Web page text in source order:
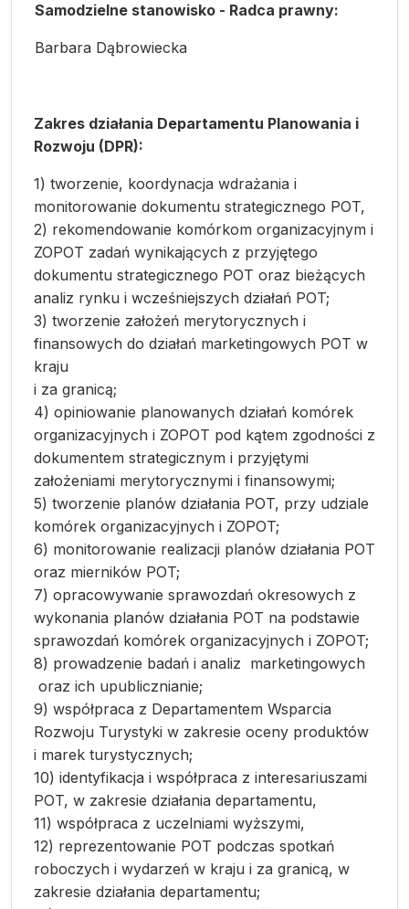
Samodzielne stanowisko - Radca prawny:
Barbara Dąbrowiecka
Zakres działania Departamentu Planowania i
Rozwoju (DPR):
1) tworzenie, koordynacja wdrażania i
monitorowanie dokumentu strategicznego POT,
2) rekomendowanie komórkom organizacyjnym i
ZOPOT zadań wynikających z przyjętego
dokumentu strategicznego POT oraz bieżących
analiz rynku i wcześniejszych działań POT;
3) tworzenie założeń merytorycznych i
finansowych do działań marketingowych POT w
kraju
i za granicą;
4) opiniowanie planowanych działań komórek
organizacyjnych i ZOPOT pod kątem zgodności z
dokumentem strategicznym i przyjętymi
założeniami merytorycznymi i finansowymi;
5) tworzenie planów działania POT, przy udziale
komórek organizacyjnych i ZOPOT;
6) monitorowanie realizacji planów działania POT
oraz mierników POT;
7) opracowywanie sprawozdań okresowych z
wykonania planów działania POT na podstawie
sprawozdań komórek organizacyjnych i ZOPOT;
8) prowadzenie badań i analiz marketingowych
oraz ich upublicznianie;
9) współpraca z Departamentem Wsparcia
Rozwoju Turystyki w zakresie oceny produktów
i marek turystycznych;
10) identyfikacja i współpraca z interesariuszami
POT, w zakresie działania departamentu,
11) współpraca z uczelniami wyższymi,
12) reprezentowanie POT podczas spotkań
roboczych i wydarzeń w kraju i za granicą, w
zakresie działania departamentu;